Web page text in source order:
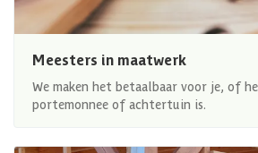
Meesters in maatwerk
We maken het betaalbaar voor je, of
portemonnee of achtertuin is.